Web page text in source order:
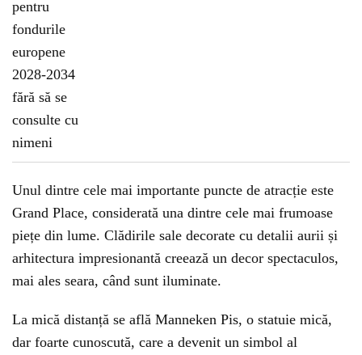
Unul dintre cele mai importante puncte de atracție este
Grand Place, considerată una dintre cele mai frumoase
piețe din lume. Clădirile sale decorate cu detalii aurii și
arhitectura impresionantă creează un decor spectaculos,
mai ales seara, când sunt iluminate.
La mică distanță se află Manneken Pis, o statuie mică,
dar foarte cunoscută, care a devenit un simbol al